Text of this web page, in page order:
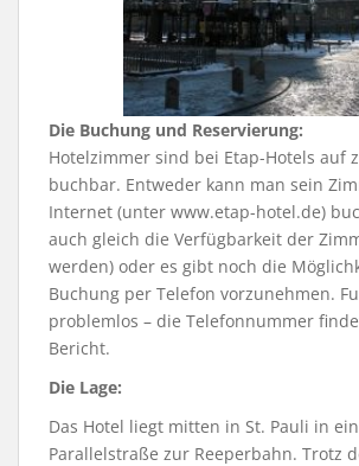
Die Buchung und Reservierung:
Hotelzimmer sind bei Etap-Hotels auf
buchbar. Entweder kann man sein
Internet (unter www.etap-hotel.de)
auch gleich die Verfügbarkeit der
werden) oder es gibt noch die
Buchung per Telefon vorzunehmen.
problemlos – die Telefonnummer
Bericht.
Die Lage:
Das Hotel liegt mitten in St. Pauli in
Parallelstraße zur Reeperbahn. Trotz